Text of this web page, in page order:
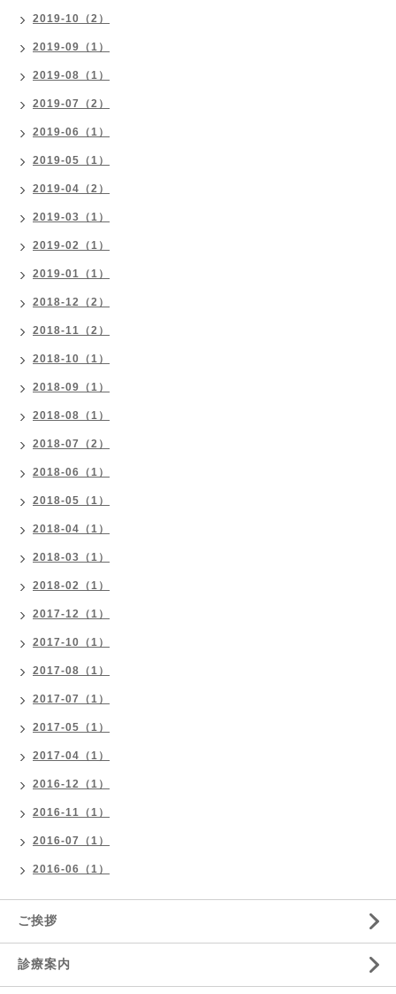
2019-10（2）
2019-09（1）
2019-08（1）
2019-07（2）
2019-06（1）
2019-05（1）
2019-04（2）
2019-03（1）
2019-02（1）
2019-01（1）
2018-12（2）
2018-11（2）
2018-10（1）
2018-09（1）
2018-08（1）
2018-07（2）
2018-06（1）
2018-05（1）
2018-04（1）
2018-03（1）
2018-02（1）
2017-12（1）
2017-10（1）
2017-08（1）
2017-07（1）
2017-05（1）
2017-04（1）
2016-12（1）
2016-11（1）
2016-07（1）
2016-06（1）
ご挨拶
診療案内